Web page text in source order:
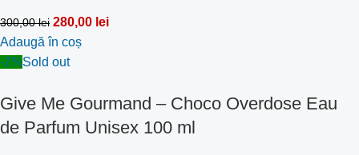
300,00lei 280,00 lei
Adaugă în coș
-2%Sold out
Give Me Gourmand – Choco Overdose Eau
de Parfum Unisex 100 ml